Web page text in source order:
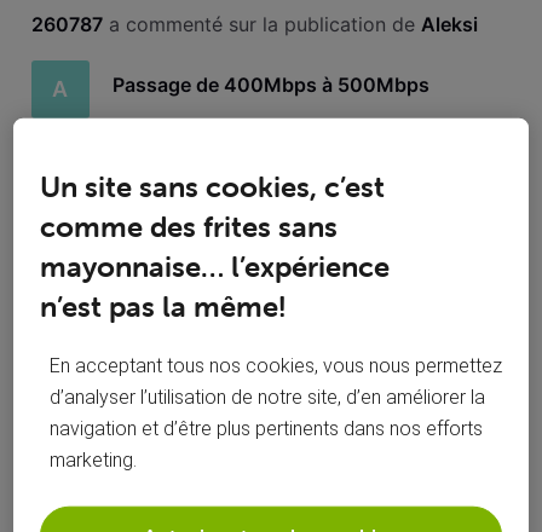
activités
260787 a commenté sur la publication de Aleksi
A Passage de 400Mbps à 500Mbps
VOO allait passer la vitesse de download de 400Mpbs à
500Mbps voir au Giga si disponible. Savez-vous quand cela
devrait être fait car aucune date n’est mentionnée ? Et si le
2
j'ai été sur myvoo mais je peux pas changer il
y a pas d'option il faut téléphoner? merci
260787 a commenté sur la publication de Aleksi
A
Un site sans cookies, c’est
comme des frites sans
mayonnaise… l’expérience
n’est pas la même!
En acceptant tous nos cookies, vous nous permettez
d’analyser l’utilisation de notre site, d’en améliorer la
navigation et d’être plus pertinents dans nos efforts
marketing.